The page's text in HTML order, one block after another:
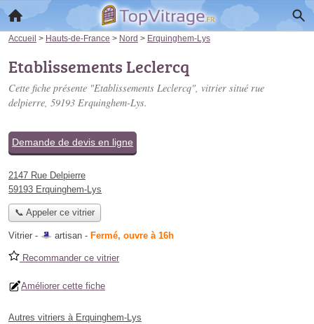
Accueil > Hauts-de-France > Nord > Erquinghem-Lys
Etablissements Leclercq
Cette fiche présente "Etablissements Leclercq", vitrier situé rue
delpierre, 59193 Erquinghem-Lys.
Demande de devis en ligne
2147 Rue Delpierre
59193 Erquinghem-Lys
📞 Appeler ce vitrier
Vitrier - artisan - Fermé, ouvre à 16h
Recommander ce vitrier
Améliorer cette fiche
Autres vitriers à Erquinghem-Lys